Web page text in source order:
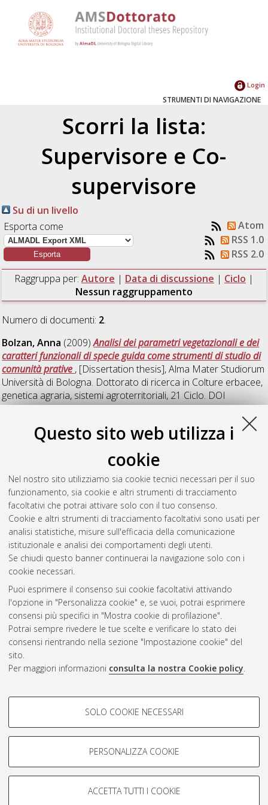
Questo sito web utilizza i
cookie
Nel nostro sito utilizziamo sia cookie tecnici necessari per il suo
funzionamento, sia cookie e altri strumenti di tracciamento
facoltativi che potrai attivare solo con il tuo consenso.
Cookie e altri strumenti di tracciamento facoltativi sono usati per
analisi statistiche, misure sull'efficacia della comunicazione
istituzionale e analisi dei comportamenti degli utenti.
Se chiudi questo banner continuerai la navigazione solo con i
cookie necessari.
Puoi esprimere il consenso sui cookie facoltativi attivando
l'opzione in "Personalizza cookie" e, se vuoi, potrai esprimere
consensi più specifici in "Mostra cookie di profilazione".
Potrai sempre rivedere le tue scelte e verificare lo stato dei
consensi rientrando nella sezione "Impostazione cookie" del
sito.
Per maggiori informazioni consulta la nostra Cookie policy.
COOKIE DI PROFILAZIONE -
Si tratta di cookie utilizzati per analizzare le caratteristiche della
navigazione degli utenti, creare profili in base al loro comportamento
Mostra cookie di profilazione
SOLO COOKIE NECESSARI
PERSONALIZZA COOKIE
ACCETTA TUTTI I COOKIE
Login
STRUMENTI DI NAVIGAZIONE
Scorri la lista:
Supervisore e Co-
supervisore
Su di un livello
Esporta come
Atom
RSS 1.0
RSS 2.0
Raggruppa per: Autore | Data di discussione | Ciclo |
Nessun raggruppamento
Numero di documenti: 2.
Bolzan, Anna (2009)Analisi dei parametri vegetazionali e dei
caratteri funzionali di specie guida come strumenti di studio di
comunità prative , [Dissertation thesis], Alma Mater Studiorum
Università di Bologna. Dottorato di ricerca in Colture erbacee,
genetica agraria, sistemi agroterritoriali, 21 Ciclo. DOI
10.6092/unibo/amsdottorato/1969.
D'Arco, Matteo(2018)Role of plant cover in the
performances of Extensive Green Roofs in sub mediterranean
, [Dissertation thesis], Alma Mater Studiorum
Università di Bologna. Dottorato di ricerca in
tecnologie agrarie, ambientali e alimentari , 30 Ciclo. DOI
10.6092/unibo/amsdottorato/8289.
Questa lista e' stata generata il Thu Aug 6 20:46:46 2026
Atom
Rss 1.0
Rss 2.0
ISSN: 2038-7946
Impostazioni Cookie
Informativa sulla privacy
Condizioni d’uso del sito